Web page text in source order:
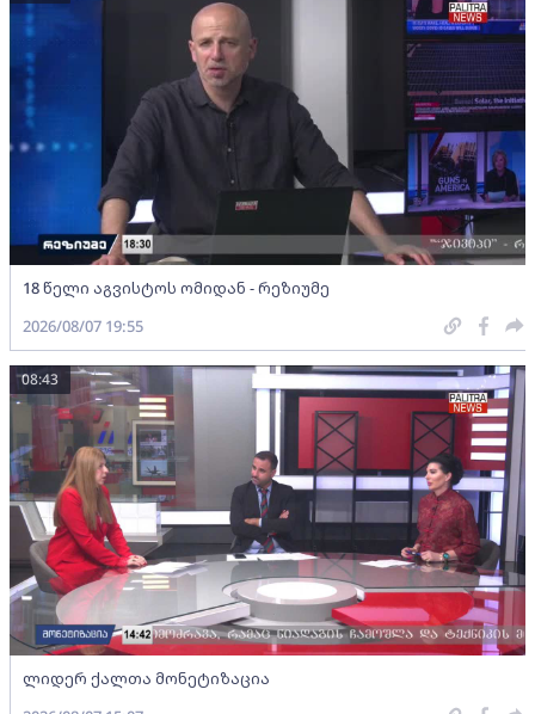
18 წელი აგვისტოს ომიდან - რეზიუმე
2026/08/07 19:55
ლიდერ ქალთა მონეტიზაცია
08:43